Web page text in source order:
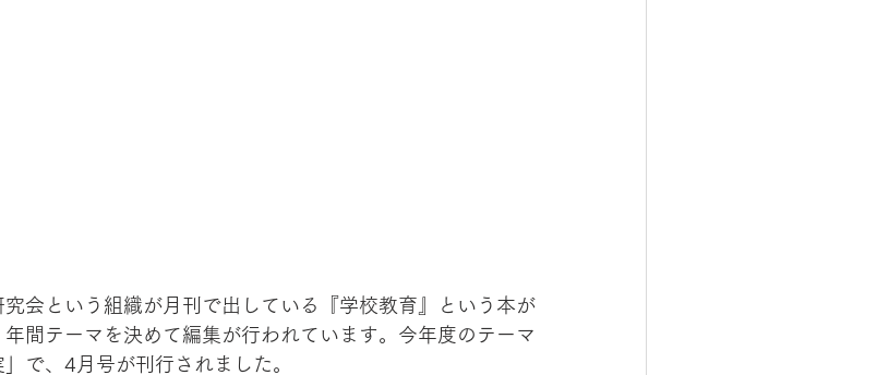
会という組織が月刊で出している『学校教育』という本が
間テーマを決めて編集が行われています。今年度のテーマ
で、4月号が刊行されました。